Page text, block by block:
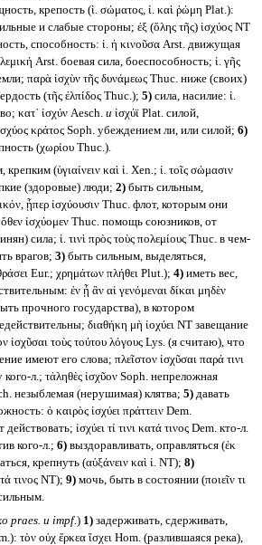
крепость (ἰ. σώματος, ἰ. καὶ ῥώμη Plat.):
и слабые стороны; ἐξ (ὅλης τῆς) ἰσχύος NT
способность: ἰ. ἡ κινοῦσα Arst. движущая
Arst. боевая сила, боеспособность; ἰ. γῆς
παρὰ ἰσχὺν τῆς δυνάμεως Thuc. ниже (своих)
(τῆς ἐλπίδος Thuc.); 5)сила, насилие: ἰ.
κατ᾽ ἰσχύν Aesch. и ἰσχύϊ Plat. силой,
κράτος Soph. убеждением ли, или силой; 6)
(χωρίου Thuc.).
(ὑγιαίνειν καὶ ἰ. Xen.; ἰ. τοῖς σώμασιν
(здоровые) люди; 2)быть сильным,
ᾗπερ ἰσχύουσιν Thuc. флот, которым они
ἰσχύομεν Thuc. помощь союзников, от
сила; ἰ. τινὶ πρὸς τοὺς πολεμίους Thuc. в чем-
врагов; 3)быть сильным, выделяться,
Eur.; χρημάτων πλήθει Plut.); 4)иметь вес,
ἐν ᾗ ἂν αἱ γενόμεναι δίκαι μηδὲν
прочного государства), в котором
διαθήκη μὴ ἰοχύει NT завещание
ἰσχῦσαι τοὺς τούτου λόγους Lys. (я считаю), что
имеют его слова; πλεῖστον ἰσχῦσαι παρά τινι
л.; τἀληθὲς ἰσχῦον Soph. непреложная
незыблемая (нерушимая) клятва; 5)давать
ὁ καιρὸς ἰσχύει πράττειν Dem.
ἰσχύει τί τινι κατά τινος Dem. кто-л.
кого-л.; 6)выздоравливать, оправляться (ἐκ
крепнуть (αὐξάνειν καὶ ἰ. NT); 8)
τινος NT); 9)мочь, быть в состоянии (ποιεῖν τι
praes. и impf.) 1)задерживать, сдерживать,
τὸν οὐχ ἕρκεα ἴσχει Hom. (разлившаяся река),